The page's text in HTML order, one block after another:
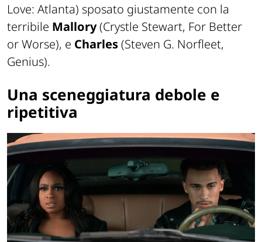
Love: Atlanta) sposato giustamente con la
terribile Mallory(Crystle Stewart, For Better
or Worse), e Charles(Steven G. Norfleet,
Genius).
Una sceneggiatura debole e
ripetitiva